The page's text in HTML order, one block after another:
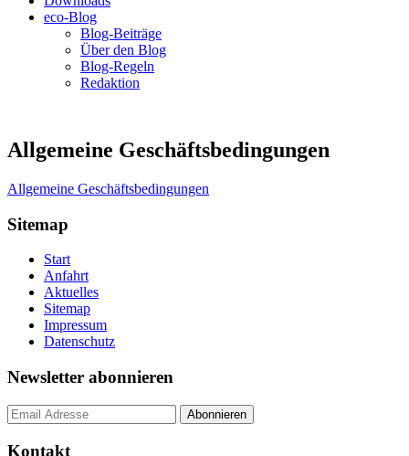
eco-Blog
Blog-Beiträge
Über den Blog
Blog-Regeln
Redaktion
Allgemeine Geschäftsbedingungen
Allgemeine Geschäftsbedingungen
Sitemap
Start
Anfahrt
Aktuelles
Sitemap
Impressum
Datenschutz
Newsletter abonnieren
Kontakt